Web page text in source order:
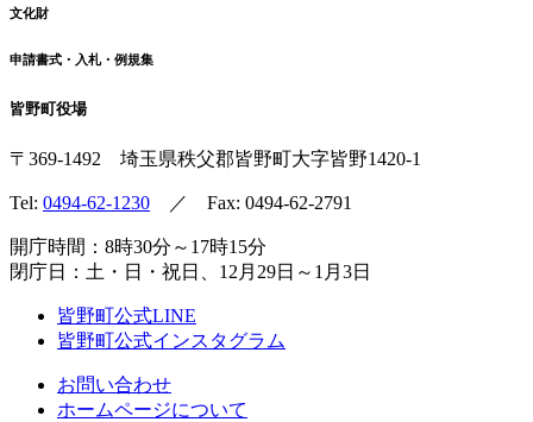
文化財
申請書式・入札・例規集
皆野町役場
〒369-1492 埼玉県秩父郡皆野町大字皆野1420-1
Tel: 0494-62-1230 ／ Fax: 0494-62-2791
開庁時間：8時30分～17時15分
閉庁日：土・日・祝日、12月29日～1月3日
皆野町公式LINE
皆野町公式インスタグラム
お問い合わせ
ホームページについて